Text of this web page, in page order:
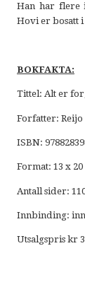
Han har flere
Hovi er bosatt
BOKFAKTA:
Tittel: Alt er
Forfatter:
ISBN:
Format: 13 x 20
Antall sider:
Innbinding:
Utsalgspris kr